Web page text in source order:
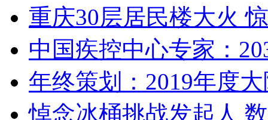
重庆30层居民楼大火
中国疾控中心专家：
年终策划：2019年度
悼念冰桶挑战发起人